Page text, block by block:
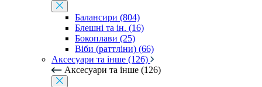
Балансири (804)
Блешні та ін. (16)
Бокоплави (25)
Віби (раттліни) (66)
Аксесуари та інше (126)
Аксесуари та інше (126)